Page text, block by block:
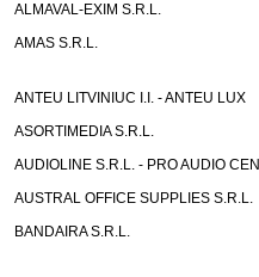
ALMAVAL-EXIM S.R.L.
AMAS S.R.L.
ANTEU LITVINIUC I.I. - ANTEU LUX
ASORTIMEDIA S.R.L.
AUDIOLINE S.R.L. - PRO AUDIO
AUSTRAL OFFICE SUPPLIES S.R.L.
BANDAIRA S.R.L.